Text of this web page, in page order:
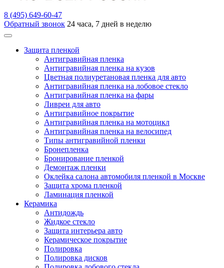
8 (495) 649-60-47
Обратный звонок 24 часа, 7 дней в неделю
Защита пленкой
Антигравийная пленка
Антигравийная пленка на кузов
Цветная полиуретановая пленка для авто
Антигравийная пленка на лобовое стекло
Антигравийная пленка на фары
Ливреи для авто
Антигравийное покрытие
Антигравийная пленка на мотоцикл
Антигравийная пленка на велосипед
Типы антигравийной пленки
Бронепленка
Бронирование пленкой
Демонтаж пленки
Оклейка салона автомобиля пленкой в Москве
Защита хрома пленкой
Ламинация пленкой
Керамика
Антидождь
Жидкое стекло
Защита интерьера авто
Керамическое покрытие
Полировка
Полировка дисков